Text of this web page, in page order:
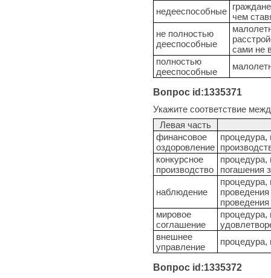
недееспособные
чем
не полностью
дееспособные
сами не
полностью
дееспособные
Вопрос id:1335371
Укажите соответствие
Левая часть
финансовое
оздоровление
процедура,
конкурсное
производство
процедура,
погашения
наблюдение
процедура,
мировое
соглашение
процедура,
внешнее
управление
процедура,
Вопрос id:1335372